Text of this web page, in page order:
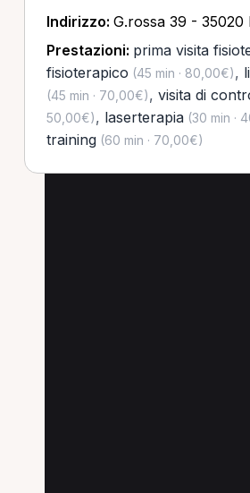
Indirizzo: G.rossa 39 -
Prestazioni: prima visita
fisioterapico (45 min · 80,00€),
(45 min · 70,00€), visita di
50,00€), laserterapia(30 min ·
training(60 min · 70,00€)